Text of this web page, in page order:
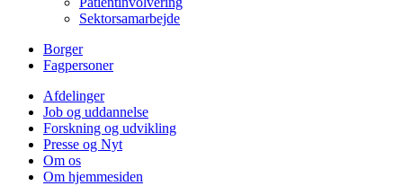
Sektorsamarbejde
Borger
Fagpersoner
Afdelinger
Job og uddannelse
Forskning og udvikling
Presse og Nyt
Om os
Om hjemmesiden